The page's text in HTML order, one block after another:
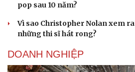
pop sau 10 năm?
Vì sao Christopher Nolan xem
những thi sĩ hát rong?
DOANH NGHIỆP